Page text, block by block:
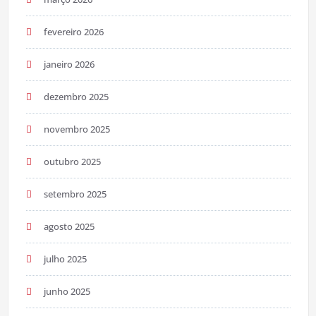
fevereiro 2026
janeiro 2026
dezembro 2025
novembro 2025
outubro 2025
setembro 2025
agosto 2025
julho 2025
junho 2025